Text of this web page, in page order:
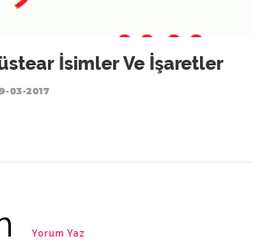
İsimler Ve İşaretler
03-2017
Yorum Yaz